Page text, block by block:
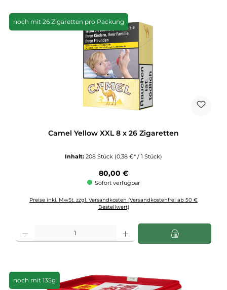
noch mit 26 Zigaretten pro Packung
Camel Yellow XXL 8 x 26 Zigaretten
Inhalt: 208 Stück (0,38 €* / 1 Stück)
Regulärer Preis:
80,00 €
Sofort verfügbar
Preise inkl. MwSt. zzgl. Versandkosten (Versandkostenfrei ab 50 €
Bestellwert)
Produkt Anzahl: Gib den gewünschten Wert ein oder benutze die Schaltflächen
noch mit 135g